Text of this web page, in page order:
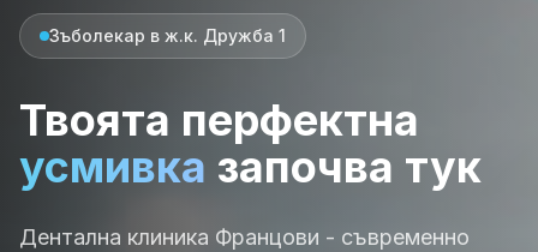
Зъболекар в ж.к. Дружба 1
Твоята перфектна
усмивка започва тук
Дентална клиника Францови - съвременно